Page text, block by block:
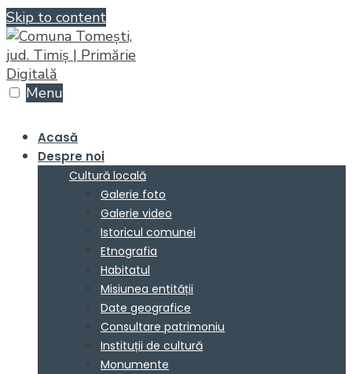
Skip to content
Menu
Acasă
Despre noi
Cultură locală
Galerie foto
Galerie video
Istoricul comunei
Etnografia
Habitatul
Misiunea entității
Date geografice
Consultare patrimoniu
Instituții de cultură
Monumente